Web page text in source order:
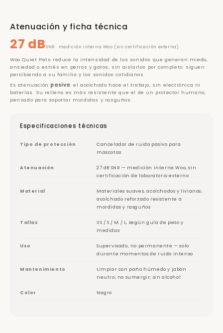
Atenuación y ficha técnica
27 dBSNR · medición interna Woo (sin certificación externa)
Woo Quiet Pets reduce la intensidad de los sonidos que generan miedo,
ansiedad o estrés en perros y gatos, sin aislarlos por completo: siguen
percibiendo a su familia y los sonidos cotidianos.
Es atenuación pasiva: el acolchado hace el trabajo, sin electrónica ni
baterías. Su relleno es más resistente que el de un protector humano,
pensado para soportar mordidas y rasguños.
Especificaciones técnicas
Tipo de protección
Cancelador de ruido pasivo para
mascotas
Atenuación
27 dB SNR — medición interna Woo, sin
certificación de laboratorio externo
Material
Materiales suaves, acolchados y livianos;
acolchado reforzado resistente a
mordidas y rasguños
Tallas
XS / S / M / L, según guía de peso y
medidas
Uso
Supervisado, no permanente — solo
durante momentos de ruido intenso
Mantenimiento
Limpiar con paño húmedo y jabón
neutro; no sumergir; sin alcohol
Color Negro